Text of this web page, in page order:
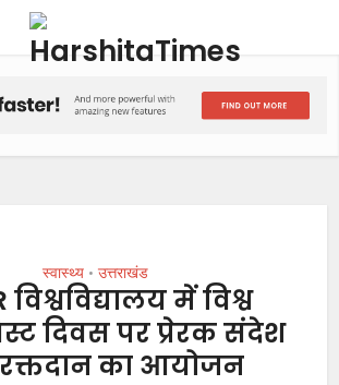
स्वास्थ्य • उत्तराखंड
विश्वविद्यालय में विश्व
दिवस पर प्रेरक संदेश
का आयोजन